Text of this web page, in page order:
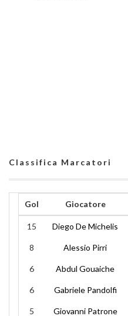
Classifica Marcatori
Gol Giocatore
15 Diego De Michelis
8 Alessio Pirri
6 Abdul Gouaiche
6 Gabriele Pandolfi
5 Giovanni Patrone